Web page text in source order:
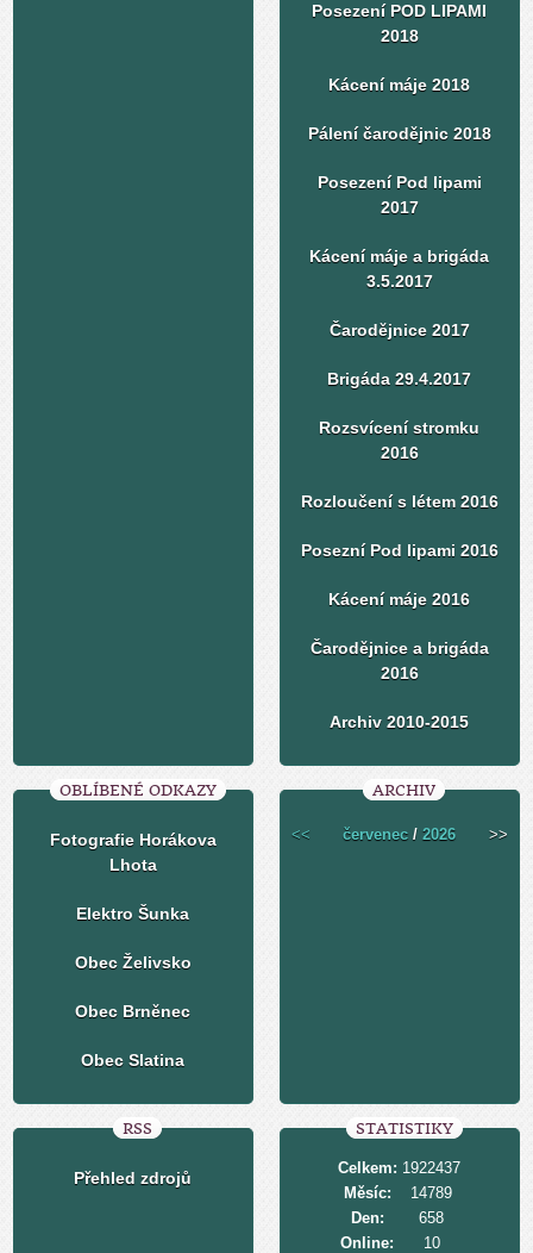
Posezení POD LIPAMI
2018
Kácení máje 2018
Pálení čarodějnic 2018
Posezení Pod lipami
2017
Kácení máje a brigáda
3.5.2017
Čarodějnice 2017
Brigáda 29.4.2017
Rozsvícení stromku
2016
Rozloučení s létem 2016
Posezní Pod lipami 2016
Kácení máje 2016
Čarodějnice a brigáda
2016
Archiv 2010-2015
OBLÍBENÉ ODKAZY
Fotografie Horákova
Lhota
Elektro Šunka
Obec Želivsko
Obec Brněnec
Obec Slatina
ARCHIV
<< červenec /2026 >>
RSS
Přehled zdrojů
STATISTIKY
Online: 10
Celkem: 1922437
Měsíc:
14789
Den:
658